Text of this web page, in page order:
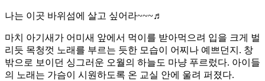
나는 이곳 바위섬에 살고 싶어라~~~♬
마치 아기새가 어미새 앞에서 먹이를 받아먹으려 입을 크게 벌
리듯 목청껏 노래를 부르는 듯한 모습이 어찌나 예쁘던지. 창
밖으로 보이던 싱그러운 오월의 하늘도 마냥 푸르렀다. 아이들
의 노래는 가슴이 시원하도록 온 교실 안에 울려 퍼졌다.